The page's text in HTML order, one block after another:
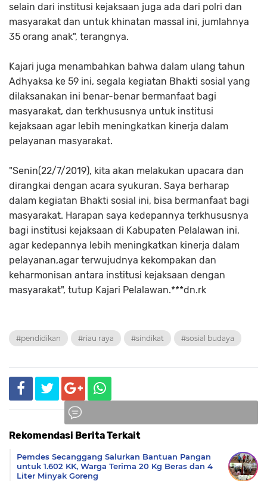
selain dari institusi kejaksaan juga ada dari polri dan
masyarakat dan untuk khinatan massal ini, jumlahnya
35 orang anak", terangnya.
Kajari juga menambahkan bahwa dalam ulang tahun
Adhyaksa ke 59 ini, segala kegiatan Bhakti sosial yang
dilaksanakan ini benar-benar bermanfaat bagi
masyarakat, dan terkhususnya untuk institusi
kejaksaan agar lebih meningkatkan kinerja dalam
pelayanan masyarakat.
"Senin(22/7/2019), kita akan melakukan upacara dan
dirangkai dengan acara syukuran. Saya berharap
dalam kegiatan Bhakti sosial ini, bisa bermanfaat bagi
masyarakat. Harapan saya kedepannya terkhususnya
bagi institusi kejaksaan di Kabupaten Pelalawan ini,
agar kedepannya lebih meningkatkan kinerja dalam
pelayanan,agar terwujudnya kekompakan dan
keharmonisan antara institusi kejaksaan dengan
masyarakat", tutup Kajari Pelalawan.***dn.rk
#pendidikan #riau raya #sindikat #sosial budaya
Rekomendasi Berita Terkait
Pemdes Secanggang Salurkan Bantuan Pangan
untuk 1.602 KK, Warga Terima 20 Kg Beras dan 4
Liter Minyak Goreng